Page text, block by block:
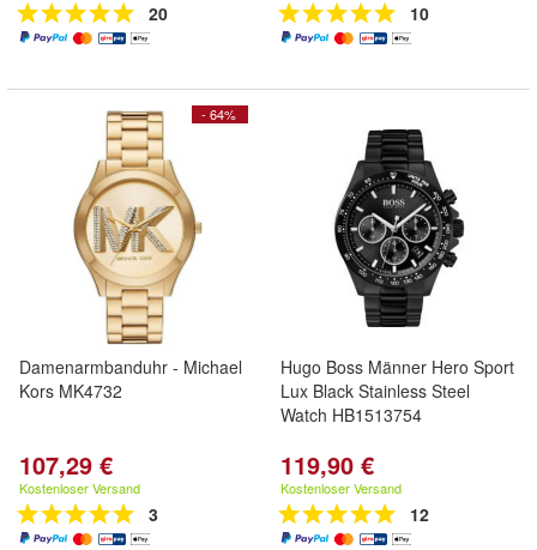
20 10
- 64%
Damenarmbanduhr - Michael
Kors MK4732
107,29 €
Kostenloser Versand
3
Hugo Boss Männer Hero Sport
Lux Black Stainless Steel
Watch HB1513754
119,90 €
Kostenloser Versand
12